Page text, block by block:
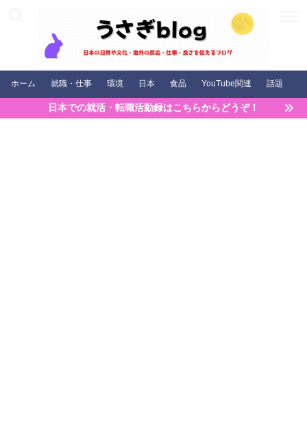
ホーム 就職・仕事 環境 日本 食品 YouTube関連 話題
日本での就活・転職活動録はこちらからどうぞ！